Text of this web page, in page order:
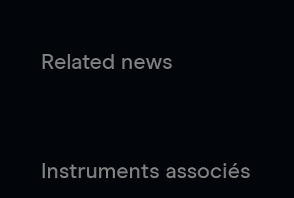
Related news
Instruments associés